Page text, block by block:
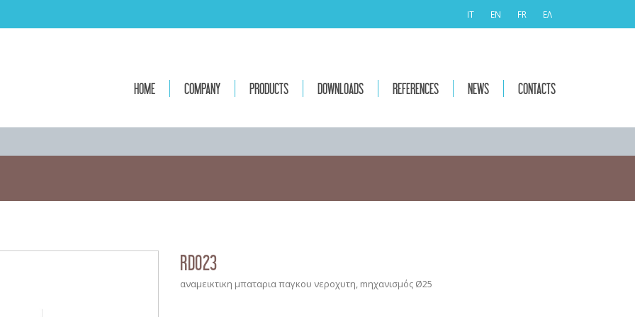
IT EN FR ΕΛ
HOME COMPANY PRODUCTS DOWNLOADS REFERENCES NEWS CONTACTS
RD023
αναμεικτικη μπαταρια παγκου νεροχυτη, mηχανισμός Ø25